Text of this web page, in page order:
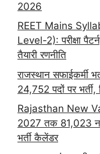
2026
REET Mains
Level-2): परीक्षा
तैयारी रणनीति
राजस्थान सफाईकर्मी
24,752 पदों पर भर्ती,
Rajasthan New
2027 तक 81,023
भर्ती कैलेंडर